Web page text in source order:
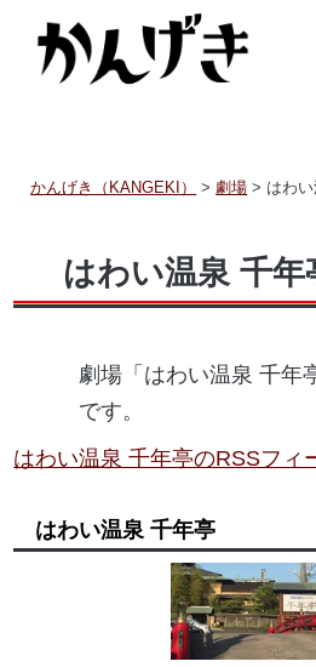
かんげき（KANGEKI） >劇場 > はわ
はわい温泉 千年
劇場「はわい温泉 千年
です。
はわい温泉 千年亭のRSSフィ
はわい温泉 千年亭